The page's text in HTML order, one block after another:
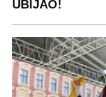
Politika
Ekonomija
Beograd
Zasadi drvo
Kosovo
Kviz